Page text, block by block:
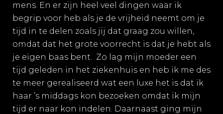
mens. En er zijn heel veel dingen waar ik
begrip voor heb als je de vrijheid neemt om je
tijd in te delen zoals jij dat graag zou willen,
omdat dat het grote voorrecht is dat je hebt als
je eigen baas bent. Zo lag mijn moeder een
tijd geleden in het ziekenhuis en heb ik me des
te meer gerealiseerd wat een luxe het is dat ik
haar ’s middags kon bezoeken omdat ik mijn
tijd er naar kon indelen. Daarnaast ging mijn